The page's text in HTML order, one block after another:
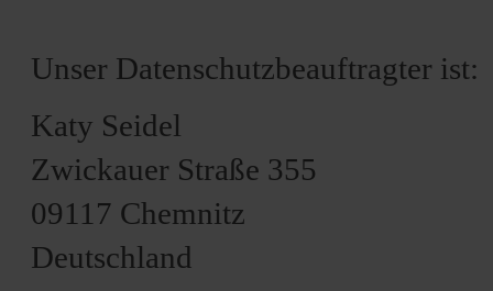
Unser Datenschutzbeauftragter ist:
Katy Seidel
Zwickauer Straße 355
09117 Chemnitz
Deutschland